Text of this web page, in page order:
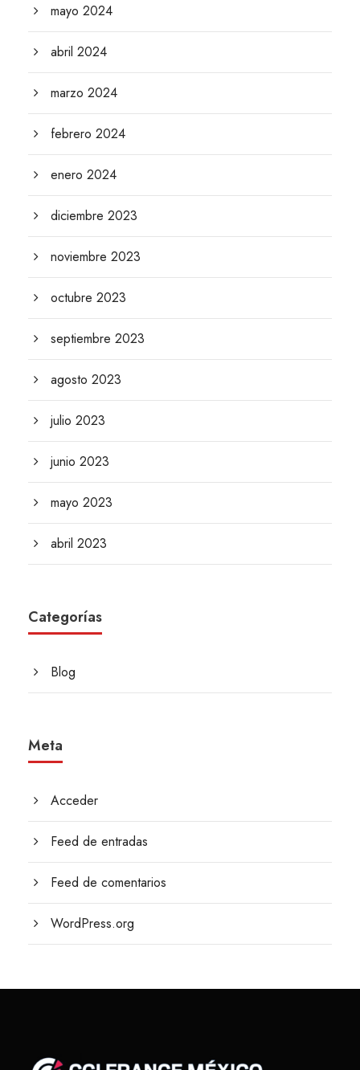
mayo 2024
abril 2024
marzo 2024
febrero 2024
enero 2024
diciembre 2023
noviembre 2023
octubre 2023
septiembre 2023
agosto 2023
julio 2023
junio 2023
mayo 2023
abril 2023
Categorías
Blog
Meta
Acceder
Feed de entradas
Feed de comentarios
WordPress.org